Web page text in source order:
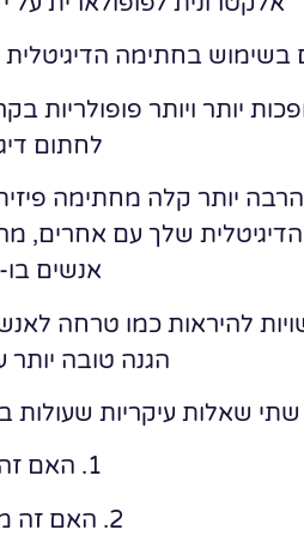
בשימוש בחתימה
יותר ויותר פופולריות
לחתום
הרבה יותר קלה מחתימה
שלך עם אחרים,
אנשים
להיראות כמו טרחה
הגנה טובה יותר
שתי שאלות עיקריות
1. האם זה חוקי?
2. האם זה מאובטח?